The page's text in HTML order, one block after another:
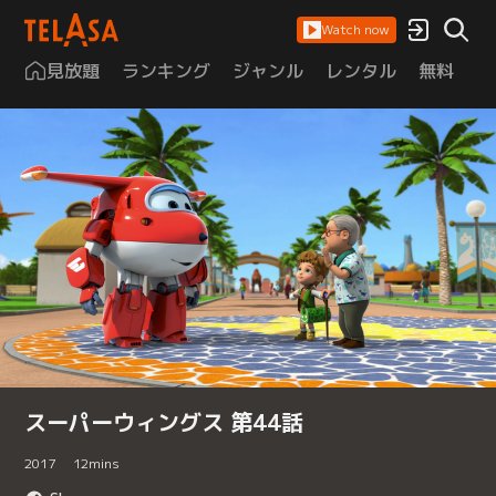
Watch now
見放題 ランキング ジャンル レンタル 無料
スーパーウィングス 第44話
2017 12mins